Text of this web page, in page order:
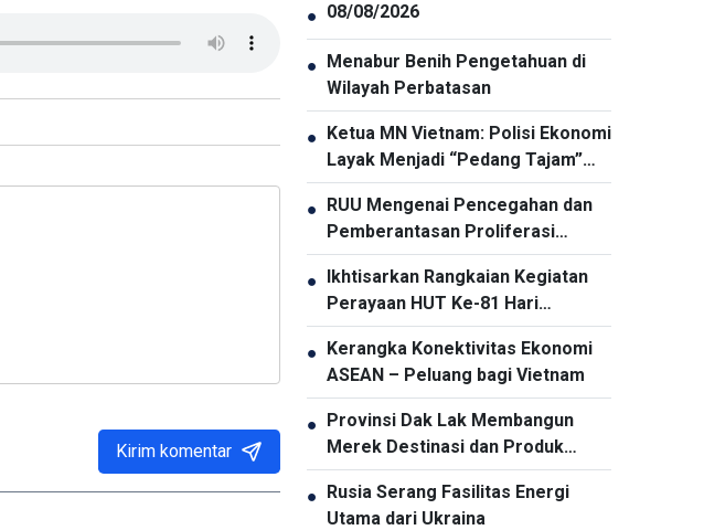
Kirim komentar
● 08/08/2026
● Menabur Benih Pengetahuan di
Wilayah Perbatasan
● Ketua MN Vietnam: Polisi Ekonomi
Layak Menjadi “Pedang Tajam”
dalam Pencegahan dan
Pemberantasan Kriminalitas
● RUU Mengenai Pencegahan dan
Pemberantasan Proliferasi
Senjata Pemusnah Massal
Berfokus Pada Pencegahan dan
Pelaksanaan Komitmen
Internasional oleh Vietnam
● Ikhtisarkan Rangkaian Kegiatan
Perayaan HUT Ke-81 Hari
Kemerdekaan Indonesia di Hanoi
● Kerangka Konektivitas Ekonomi
ASEAN – Peluang bagi Vietnam
● Provinsi Dak Lak Membangun
Merek Destinasi dan Produk
Pariwisata
● Rusia Serang Fasilitas Energi
Utama dari Ukraina